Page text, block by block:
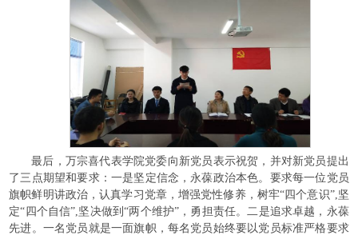
最后，万宗喜代表学院党委向新党员表示祝贺，并对新党员提出
了三点期望和要求：一是坚定信念，永葆政治本色。要求每一位党员
旗帜鲜明讲政治，认真学习党章，增强党性修养，树牢“四个意识”,坚
定“四个自信”,坚决做到“两个维护”，勇担责任。二是追求卓越，永葆
先进。一名党员就是一面旗帜，每名党员始终要以党员标准严格要求